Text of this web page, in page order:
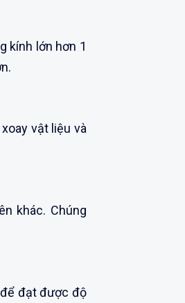
kính lớn hơn 1
vật liệu và
khác. Chúng
đạt được độ